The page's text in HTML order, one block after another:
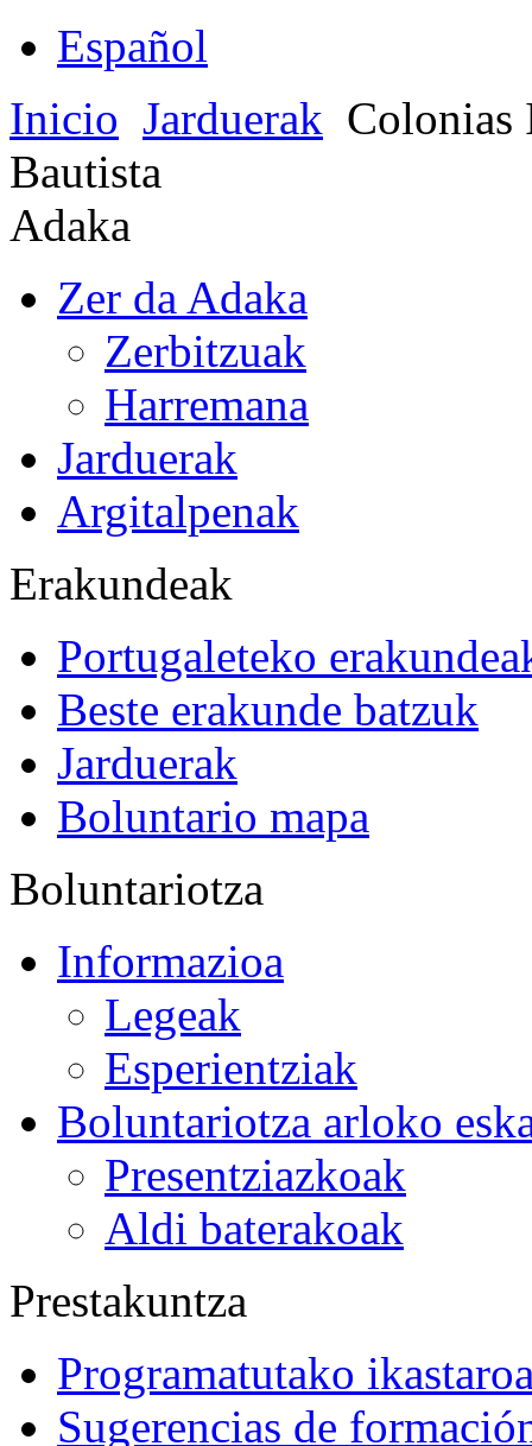
Español
Inicio Jarduerak Colonias
Bautista
Adaka
Zer da Adaka
Zerbitzuak
Harremana
Jarduerak
Argitalpenak
Erakundeak
Portugaleteko
Beste erakunde batzuk
Jarduerak
Boluntario mapa
Boluntariotza
Informazioa
Legeak
Esperientziak
Boluntariotza arloko
Presentziazkoak
Aldi baterakoak
Prestakuntza
Programatutako
Sugerencias de